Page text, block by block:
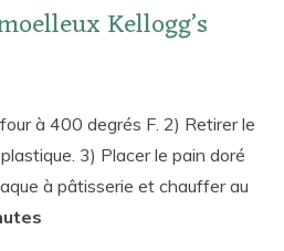
Kellogg’s
à 400 degrés F. 2) Retirer le
3) Placer le pain doré
à pâtisserie et chauffer au